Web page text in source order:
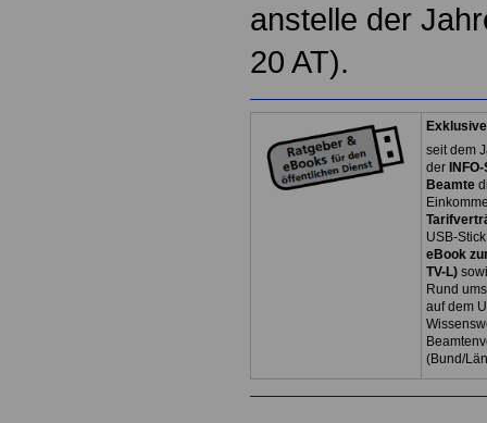
anstelle der
20 AT).
seit dem
der
Beamte
USB-
eBook
TV-L)
Rund
auf dem
(Bund/